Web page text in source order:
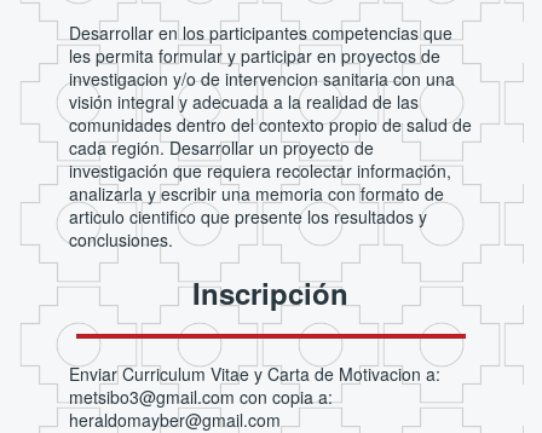
Desarrollar en los participantes competencias que
les permita formular y participar en proyectos de
investigacion y/o de intervencion sanitaria con una
visión integral y adecuada a la realidad de las
comunidades dentro del contexto propio de salud de
cada región. Desarrollar un proyecto de
investigación que requiera recolectar información,
analizarla y escribir una memoria con formato de
articulo cientifico que presente los resultados y
conclusiones.
Inscripción
Enviar Curriculum Vitae y Carta de Motivacion a:
metsibo3@gmail.com con copia a:
heraldomayber@gmail.com